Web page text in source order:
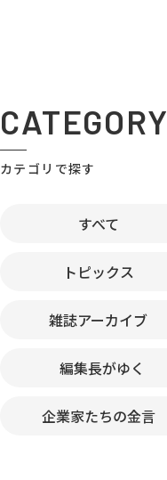
CATEGORY
カテゴリで探す
すべて
トピックス
雑誌アーカイブ
編集長がゆく
企業家たちの金言